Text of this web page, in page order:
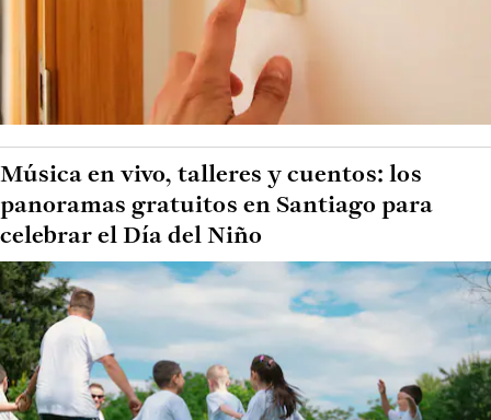
Música en vivo, talleres y cuentos: los
panoramas gratuitos en Santiago para
celebrar el Día del Niño